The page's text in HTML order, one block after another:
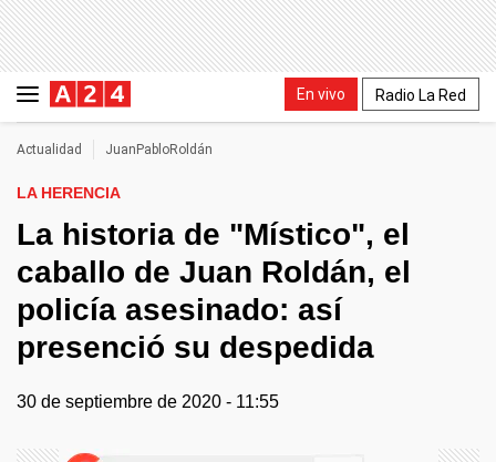
En vivo Radio La Red
Actualidad JuanPabloRoldán
LA HERENCIA
La historia de "Místico", el
caballo de Juan Roldán, el
policía asesinado: así
presenció su despedida
30 de septiembre de 2020 - 11:55